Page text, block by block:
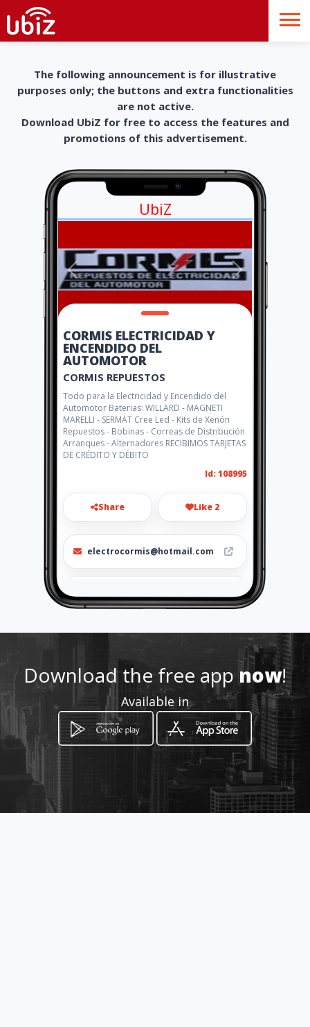
The following announcement is for illustrative
purposes only; the buttons and extra functionalities
are not active.
Download UbiZ for free to access the features and
promotions of this advertisement.
UbiZ
CORMIS ELECTRICIDAD Y
ENCENDIDO DEL
AUTOMOTOR
CORMIS REPUESTOS
Todo para la Electricidad y Encendido del
Automotor Baterias: WILLARD - MAGNETI
MARELLI - SERMAT Cree Led - Kits de Xenón
Repuestos - Bobinas - Correas de Distribución
Arranques - Alternadores RECIBIMOS TARJETAS
DE CRÉDITO Y DÉBITO
Id: 108995
Share Like 2
electrocormis@hotmail.com
http://www.amarillasinternet
Location -
Download the free appnow!
Available in